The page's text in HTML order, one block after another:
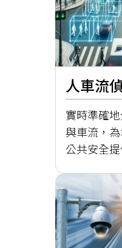
人車流
實時準確
與車流，
公共安全